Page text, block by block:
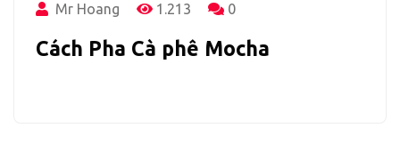
Mr Hoang 1.213 0
Cách Pha Cà phê Mocha